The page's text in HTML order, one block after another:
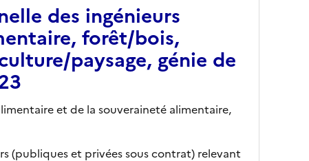
des ingénieurs
forêt/bois,
paysage, génie de
et de la souveraineté alimentaire,
(publiques et privées sous contrat) relevant